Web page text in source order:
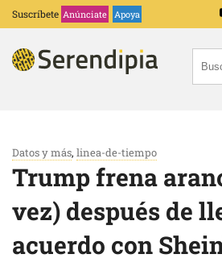
Suscríbete Anúnciate Apoya
Datos y más, linea-de-tiempo
Trump frena
vez) después de
acuerdo con